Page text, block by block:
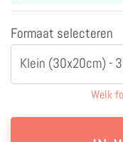
Formaat selecteren
Klein (30x20cm) -
Welk